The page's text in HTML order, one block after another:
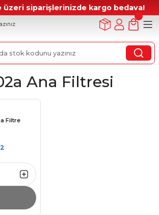
üzeri siparişlerinizde kargo bedava!
Ana Filtresi
Filtre